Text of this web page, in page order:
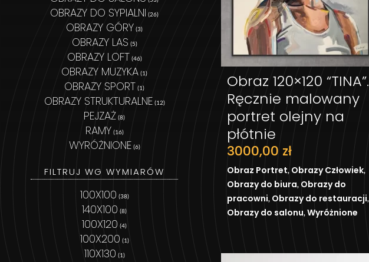
Obraz 120×120 “TINA”.
Ręcznie malowany
portret olejny na
płótnie
3000,00 zł
Obraz Portret, Obrazy Człowiek,
Obrazy do biura, Obrazy do
pracowni, Obrazy do restauracji,
Obrazy do salonu,Wyróżnione
DODAJ DO KOSZYKA
OBRAZY DO SYPIALNI (26)
OBRAZY GÓRY (3)
OBRAZY LAS (5)
OBRAZY LOFT (46)
OBRAZY MUZYKA (1)
OBRAZY SPORT (1)
OBRAZY STRUKTURALNE (12)
PEJZAŻ (8)
RAMY (16)
WYRÓŻNIONE (6)
FILTRUJ WG WYMIARÓW
100X100 (38)
140X100 (8)
100X120 (4)
100X200 (1)
110X130 (1)